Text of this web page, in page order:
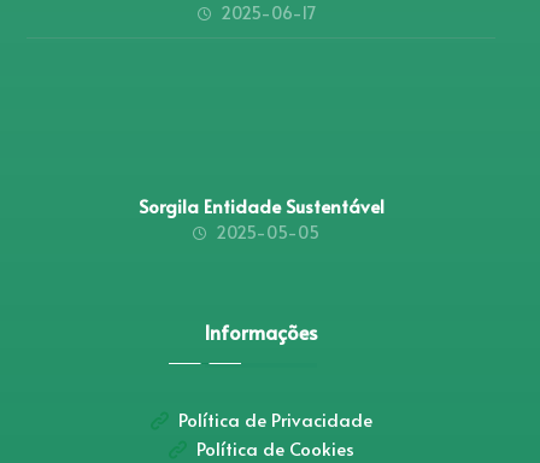
2025-06-17
Sorgila Entidade Sustentável
2025-05-05
Informações
Política de Privacidade
Política de Cookies